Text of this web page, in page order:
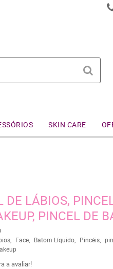
SKIN CARE
DE LÁBIOS,
PINCEL DE
Face Batom Líquido Pincéis
a avaliar!